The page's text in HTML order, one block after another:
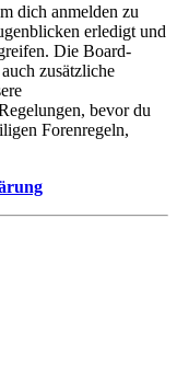
dich anmelden zu
erledigt und
Die Board-
zusätzliche
bevor du
Forenregeln,